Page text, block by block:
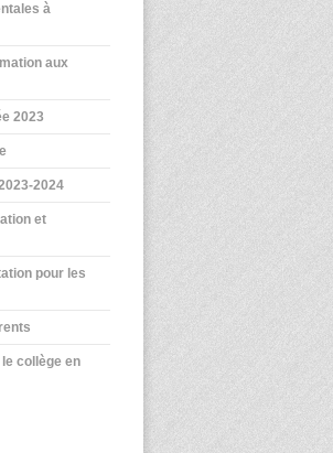
à
aux
2023
2024
et
pour les
collège en